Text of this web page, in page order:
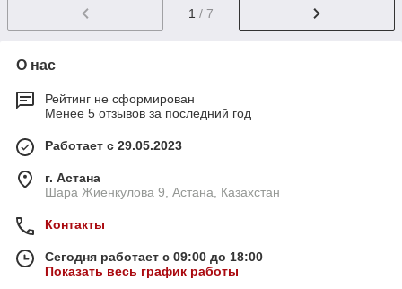
1 / 7
О нас
Рейтинг не сформирован
Менее 5 отзывов за последний год
Работает с 29.05.2023
г. Астана
Шара Жиенкулова 9, Астана, Казахстан
Контакты
Сегодня работает с 09:00 до 18:00
Показать весь график работы